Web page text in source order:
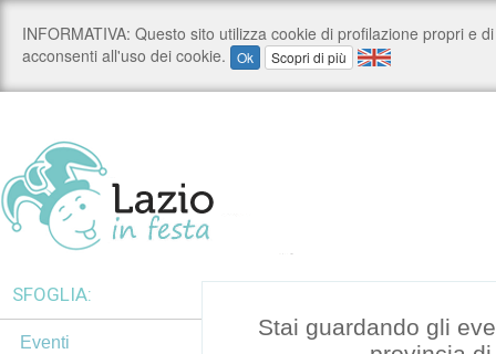
Stai guardando gli
SFOGLIA:
Eventi